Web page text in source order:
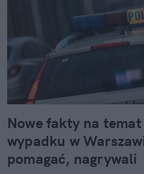
Nowe fakty na
wypadku w
pomagać, nagrywali